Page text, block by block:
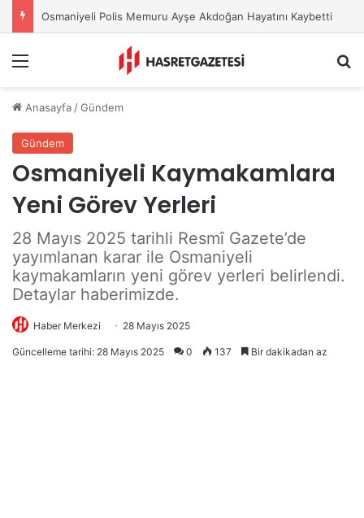
Osmaniye Belediyesi’nden Sahte Aramalara Kritik Uyarı
Anasayfa /Gündem
Gündem
Osmaniyeli Kaymakamlara
Yeni Görev Yerleri
28 Mayıs 2025 tarihli Resmî Gazete’de
yayımlanan karar ile Osmaniyeli
kaymakamların yeni görev yerleri belirlendi.
Detaylar haberimizde.
Haber Merkezi 28 Mayıs 2025
Güncelleme tarihi: 28 Mayıs 2025 0 137 Bir dakikadan az